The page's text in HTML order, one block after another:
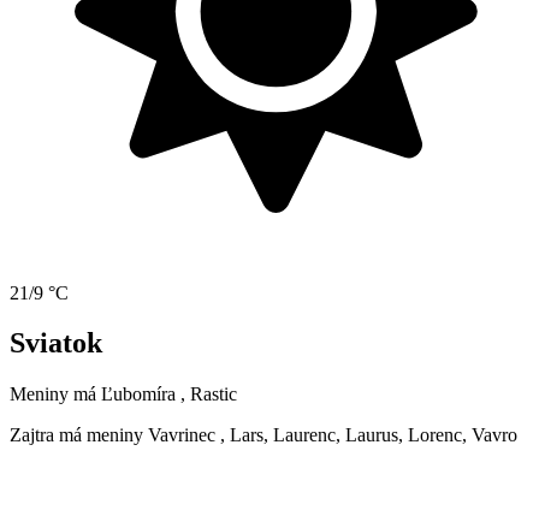
21/9 °C
Sviatok
Meniny má Ľubomíra , Rastic
Zajtra má meniny Vavrinec , Lars, Laurenc, Laurus, Lorenc, Vavro